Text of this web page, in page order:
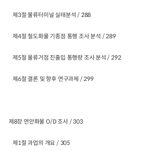
제3절 물류터미널 실태분석 / 288
제4절 철도화물 기종점 통행 조사 분석 / 289
제5절 물류거점 진출입 통행량 조사 분석 / 292
제6절 결론 및 향후 연구과제 / 299
제8장 연안화물 O/D 조사 / 303
제1절 과업의 개요 / 305